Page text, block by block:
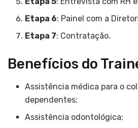
Etapa 6: Painel com a
Etapa 7: Contratação.
Benefícios do
Assistência médica para o
dependentes;
Assistência odontológica;